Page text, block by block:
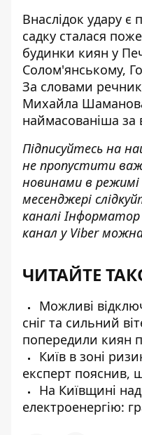
Внаслідок удару є
садку сталася
будинки киян у
Солом'янському,
За словами
Михайла
наймасованіша за
Підписуйтесь на
не пропустити
новинами в
месенджері
каналі Інформатор
канал у Viber
ЧИТАЙТЕ
Можливі
сніг та сильний
попередили киян
Київ в зоні
експерт пояснив,
На Київщині
електроенергію: